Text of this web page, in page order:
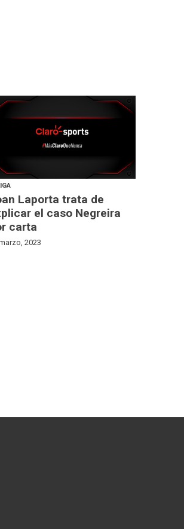
Laporta trata de
el caso Negreira
carta
2023